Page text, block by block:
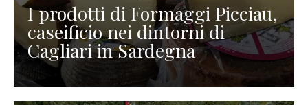
I prodotti di Formaggi Picciau,
caseificio nei dintorni di
Cagliari in Sardegna